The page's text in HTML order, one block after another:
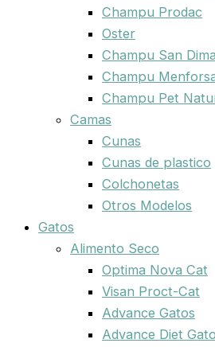
Champu Prodac
Oster
Champu San
Champu
Champu Pet
Camas
Cunas
Cunas de plastico
Colchonetas
Otros Modelos
Gatos
Alimento Seco
Optima Nova Cat
Visan Proct-Cat
Advance Gatos
Advance Diet